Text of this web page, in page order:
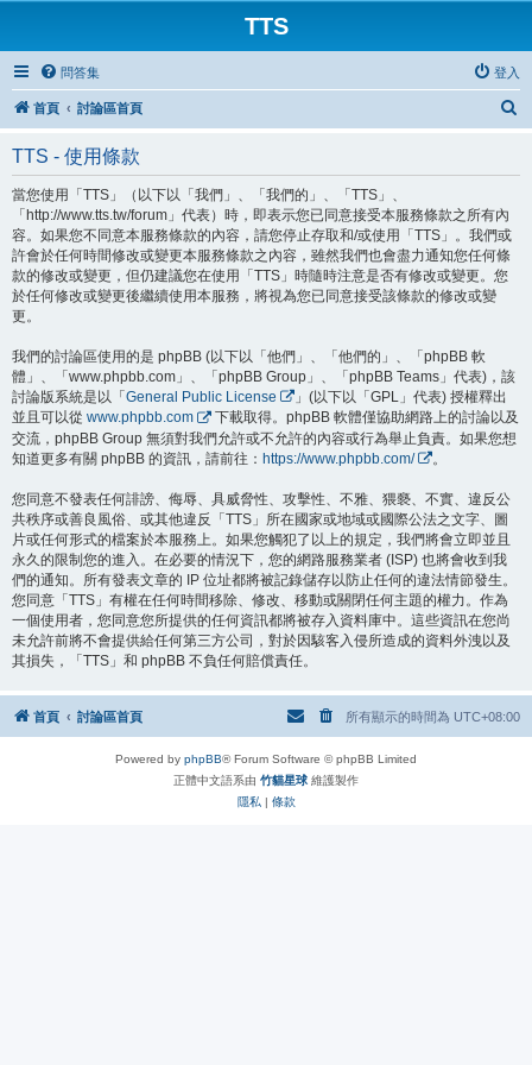
TTS
問答集 登入
首頁 討論區首頁
TTS - 使用條款
當您使用「TTS」（以下以「我們」、「我們的」、「TTS」、
「http://www.tts.tw/forum」代表）時，即表示您已同意接受本服務條款之所有內
容。如果您不同意本服務條款的內容，請您停止存取和/或使用「TTS」。我們或
許會於任何時間修改或變更本服務條款之內容，雖然我們也會盡力通知您任何條
款的修改或變更，但仍建議您在使用「TTS」時隨時注意是否有修改或變更。您
於任何修改或變更後繼續使用本服務，將視為您已同意接受該條款的修改或變
更。
我們的討論區使用的是 phpBB (以下以「他們」、「他們的」、「phpBB 軟
體」、「www.phpbb.com」、「phpBB Group」、「phpBB Teams」代表)，該
討論版系統是以「 General Public License
」(以下以「GPL」代表) 授權釋出
並且可以從 www.phpbb.com
下載取得。phpBB 軟體僅協助網路上的討論以及
交流，phpBB Group 無須對我們允許或不允許的內容或行為舉止負責。如果您想
知道更多有關 phpBB 的資訊，請前往： https://www.phpbb.com/ 。
您同意不發表任何誹謗、侮辱、具威脅性、攻擊性、不雅、猥褻、不實、違反公
共秩序或善良風俗、或其他違反「TTS」所在國家或地域或國際公法之文字、圖
片或任何形式的檔案於本服務上。如果您觸犯了以上的規定，我們將會立即並且
永久的限制您的進入。在必要的情況下，您的網路服務業者 (ISP) 也將會收到我
們的通知。所有發表文章的 IP 位址都將被記錄儲存以防止任何的違法情節發生。
您同意「TTS」有權在任何時間移除、修改、移動或關閉任何主題的權力。作為
一個使用者，您同意您所提供的任何資訊都將被存入資料庫中。這些資訊在您尚
未允許前將不會提供給任何第三方公司，對於因駭客入侵所造成的資料外洩以及
其損失，「TTS」和 phpBB 不負任何賠償責任。
首頁 討論區首頁 所有顯示的時間為 UTC+08:00
Powered by phpBB® Forum Software © phpBB Limited
正體中文語系由 竹貓星球 維護製作
隱私 | 條款